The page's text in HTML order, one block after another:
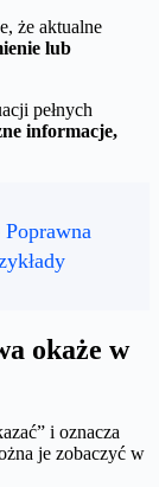
że aktualne
lub
pełnych
informacje,
okaże w
i oznacza
je zobaczyć w